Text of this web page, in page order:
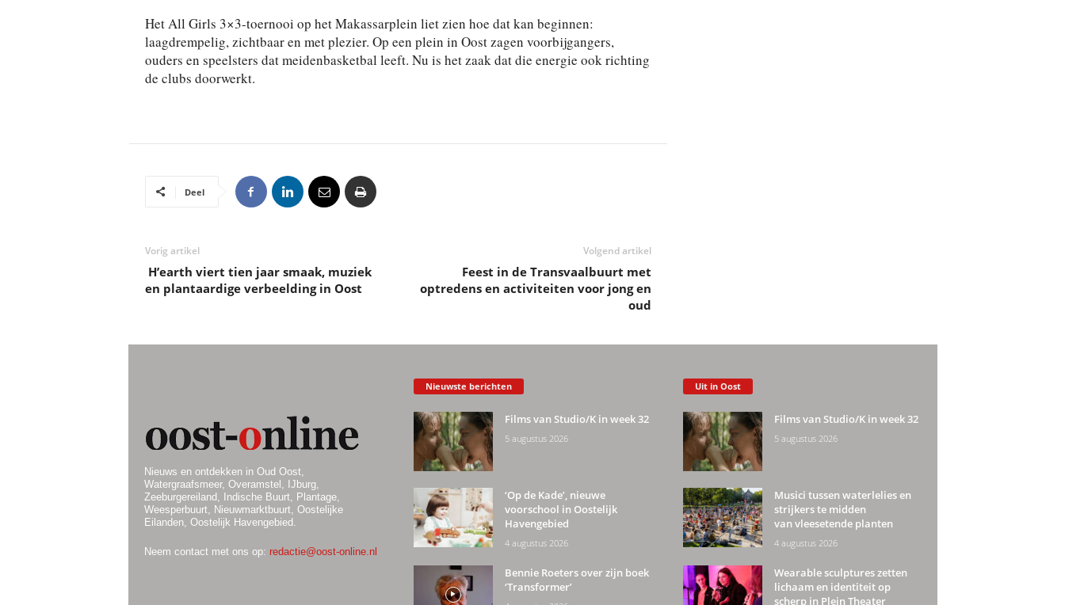
Het All Girls 3×3-toernooi op het Makassarplein liet zien hoe dat kan beginnen:
laagdrempelig, zichtbaar en met plezier. Op een plein in Oost zagen voorbijgangers,
ouders en speelsters dat meidenbasketbal leeft. Nu is het zaak dat die energie ook richting
de clubs doorwerkt.
Deel
Vorig artikel
H’earth viert tien jaar smaak, muziek
en plantaardige verbeelding in Oost
Volgend artikel
Feest in de Transvaalbuurt met
optredens en activiteiten voor jong en
oud
Nieuws en ontdekken in Oud Oost,
Watergraafsmeer, Overamstel, IJburg,
Zeeburgereiland, Indische Buurt, Plantage,
Weesperbuurt, Nieuwmarktbuurt, Oostelijke
Eilanden, Oostelijk Havengebied.
Neem contact met ons op: redactie@oost-online.nl
Nieuwste berichten
Films van Studio/K in week 32
5 augustus 2026
‘Op de Kade’, nieuwe
voorschool in Oostelijk
Havengebied
4 augustus 2026
Bennie Roeters over zijn boek
‘Transformer’
Uit in Oost
Films van Studio/K in week 32
5 augustus 2026
Musici tussen waterlelies en
strijkers te midden
van vleesetende planten
4 augustus 2026
Wearable sculptures zetten
lichaam en identiteit op
scherp in Plein Theater